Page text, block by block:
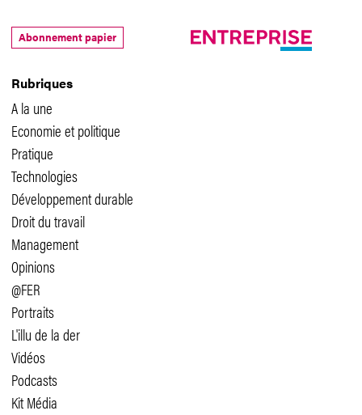
Rubriques
A la une
Economie et politique
Pratique
Technologies
Développement durable
Droit du travail
Management
Opinions
@FER
Portraits
L'illu de la der
Vidéos
Podcasts
Kit Média
Abonnement papier